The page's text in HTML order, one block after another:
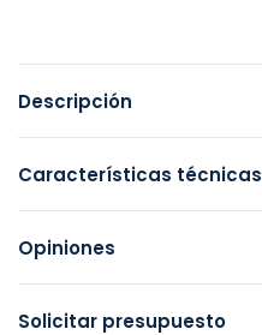
Descripción
Características técnicas
Opiniones
Solicitar presupuesto